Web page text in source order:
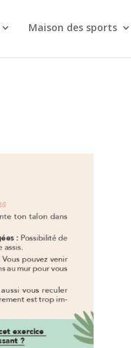
Maison des sports